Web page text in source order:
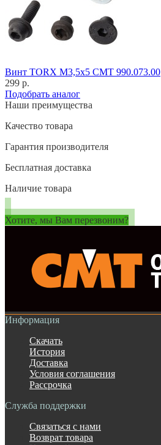
Винт TORX M3,5x5 CMT 990.073.00
299 р.
Подобрать аналог
Наши преимущества
Качество товара
Гарантия производителя
Бесплатная доставка
Наличие товара
Хотите, мы Вам перезвоним?
Информация
Скачать
История
Доставка
Условия соглашения
Рассрочка
Служба поддержки
Связаться с нами
Возврат товара